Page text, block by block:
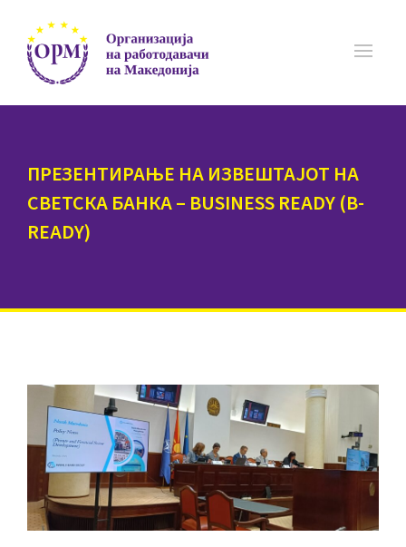
ПРЕЗЕНТИРАЊЕ НА ИЗВЕШТАЈОТ НА
СВЕТСКА БАНКА – BUSINESS READY (B-
READY)